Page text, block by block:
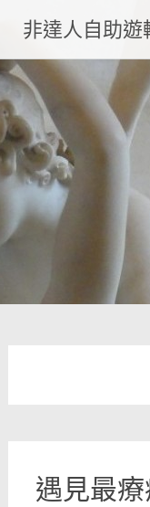
content
非達人自助遊
遇見最